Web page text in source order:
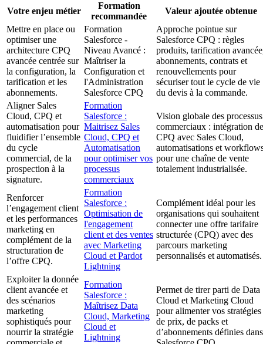
Votre enjeu métier
Formation
recommandée
Valeur ajoutée obtenue
Mettre en place ou
optimiser une
architecture CPQ
avancée centrée sur
la configuration, la
tarification et les
abonnements.
Formation
Salesforce -
Niveau Avancé :
Maîtriser la
Configuration et
l'Administration
Salesforce CPQ
Approche pointue sur
Salesforce CPQ : règles
produits, tarification
abonnements, contrats et
renouvellements pour
sécuriser tout le cycle de vie
du devis à la commande.
Aligner Sales
Cloud, CPQ et
automatisation pour
fluidifier l’ensemble
du cycle
commercial, de la
prospection à la
signature.
Formation
Salesforce :
Maitrisez Sales
Cloud, CPQ et
Automatisation
pour optimiser vos
processus
commerciaux
Vision globale des processus
commerciaux : intégration de
CPQ avec Sales Cloud,
automatisations et
pour une chaîne de vente
totalement industrialisée.
Renforcer
l’engagement client
et les performances
marketing en
complément de la
structuration de
l’offre CPQ.
Formation
Salesforce :
Optimisation de
l'engagement
client et des ventes
avec Marketing
Cloud et Pardot
Lightning
Complément idéal pour les
organisations qui souhaitent
connecter une offre tarifaire
structurée (CPQ) avec des
parcours marketing
personnalisés et automatisés.
Exploiter la donnée
client avancée et
des scénarios
marketing
sophistiqués pour
nourrir la stratégie
Formation
Salesforce :
Maîtrisez Data
Cloud, Marketing
Cloud et
Lightning
Permet de tirer parti de Data
Cloud et Marketing Cloud
pour alimenter vos stratégies
de prix, de packs et
d’abonnements définies dans